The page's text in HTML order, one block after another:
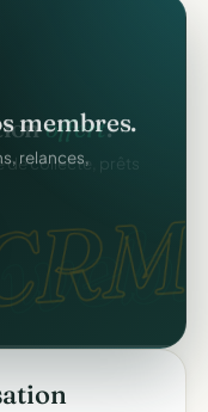
membres.
relances,